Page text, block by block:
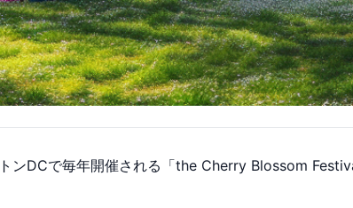
ンDCで毎年開催される「the Cherry Blossom